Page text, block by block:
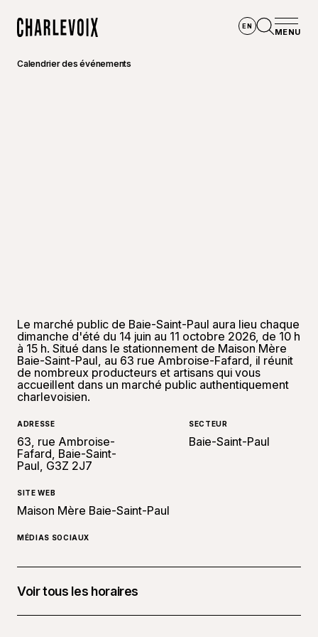
EN
MENU
Calendrier des événements
Le marché public de Baie-Saint-Paul aura lieu chaque
dimanche d'été du 14 juin au 11 octobre 2026, de 10 h
à 15 h. Situé dans le stationnement de Maison Mère
Baie-Saint-Paul, au 63 rue Ambroise-Fafard, il réunit
de nombreux producteurs et artisans qui vous
accueillent dans un marché public authentiquement
charlevoisien.
ADRESSE
63, rue Ambroise-
Fafard, Baie-Saint-
Paul, G3Z 2J7
SECTEUR
Baie-Saint-Paul
SITE WEB
Maison Mère Baie-Saint-Paul
MÉDIAS SOCIAUX
Voir tous les horaires